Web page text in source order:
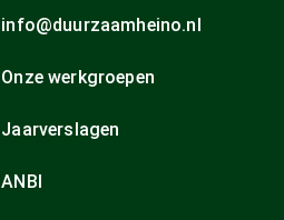
info@duurzaamheino.nl
Onze werkgroepen
Jaarverslagen
ANBI